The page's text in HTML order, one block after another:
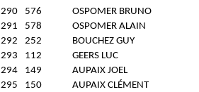
290
576
OSPOMER BRUNO
291
578
OSPOMER ALAIN
292
252
BOUCHEZ GUY
293
112
GEERS LUC
294
149
AUPAIX JOEL
295
150
AUPAIX CLÉMENT